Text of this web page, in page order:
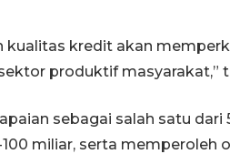
kualitas kredit akan
produktif masyarakat,”
sebagai salah satu
miliar, serta memperoleh
23